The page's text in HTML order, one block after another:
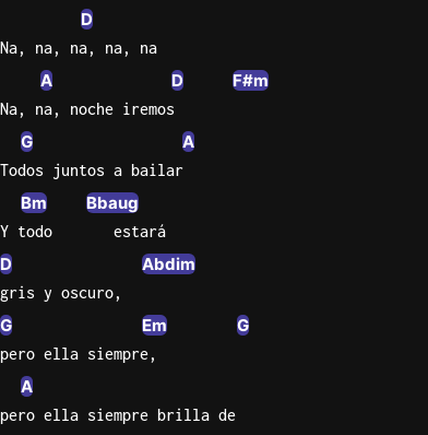
D
Na, na, na, na, na
A D F#m
Na, na, noche iremos
G A
Todos juntos a bailar
Bm Bbaug
Y todo       estará
D Abdim
gris y oscuro,
G Em G
pero ella siempre,
A
pero ella siempre brilla de